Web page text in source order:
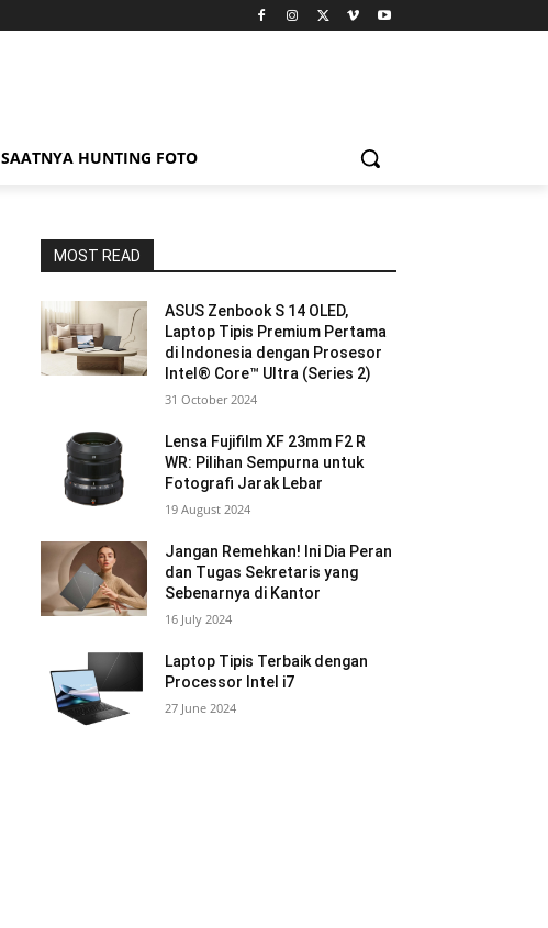
SAATNYA HUNTING FOTO
MOST READ
ASUS Zenbook S 14 OLED,
Laptop Tipis Premium Pertama
di Indonesia dengan Prosesor
Intel® Core™ Ultra (Series 2)
31 October 2024
Lensa Fujifilm XF 23mm F2 R
WR: Pilihan Sempurna untuk
Fotografi Jarak Lebar
19 August 2024
Jangan Remehkan! Ini Dia Peran
dan Tugas Sekretaris yang
Sebenarnya di Kantor
16 July 2024
Laptop Tipis Terbaik dengan
Processor Intel i7
27 June 2024